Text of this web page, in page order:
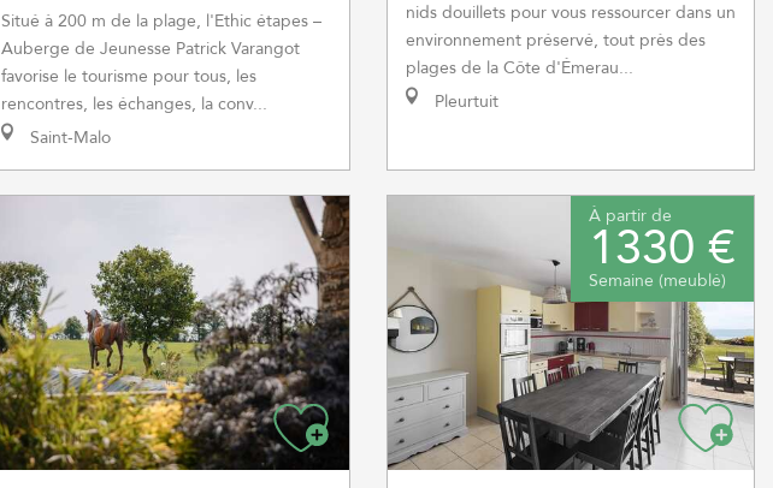
Situé à 200 m de la plage, l'Ethic étapes –
Auberge de Jeunesse Patrick Varangot
favorise le tourisme pour tous, les
rencontres, les échanges, la conv...
Saint-Malo
nids douillets pour vous ressourcer dans un
environnement préservé, tout près des
plages de la Côte d'Émerau...
Pleurtuit
À partir de
1330 €
Semaine (meublé)